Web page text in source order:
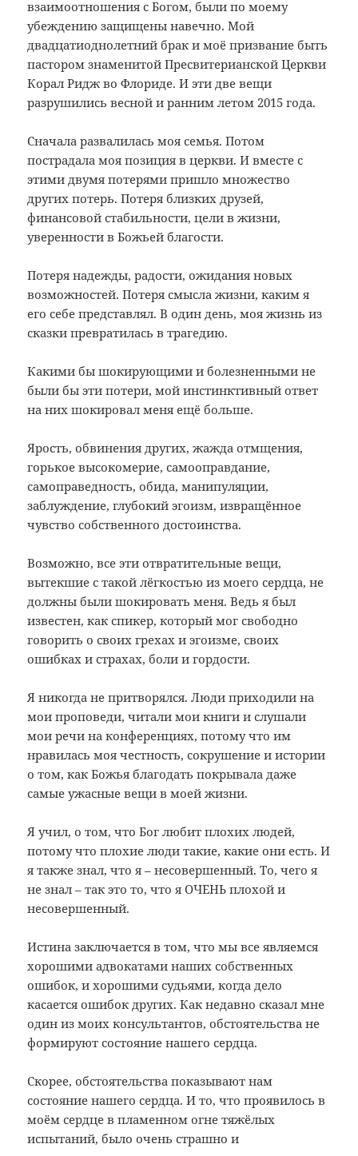
взаимоотношения с Богом, были по моему
убеждению защищены навечно. Мой
двадцатиоднолетний брак и моё призвание быть
пастором знаменитой Пресвитерианской Церкви
Корал Ридж во Флориде. И эти две вещи
разрушились весной и ранним летом 2015 года.
Сначала развалилась моя семья. Потом
пострадала моя позиция в церкви. И вместе с
этими двумя потерями пришло множество
других потерь. Потеря близких друзей,
финансовой стабильности, цели в жизни,
уверенности в Божьей благости.
Потеря надежды, радости, ожидания новых
возможностей. Потеря смысла жизни, каким я
его себе представлял. В один день, моя жизнь из
сказки превратилась в трагедию.
Какими бы шокирующими и болезненными не
были бы эти потери, мой инстинктивный ответ
на них шокировал меня ещё больше.
Ярость, обвинения других, жажда отмщения,
горькое высокомерие, самооправдание,
самоправедность, обида, манипуляции,
заблуждение, глубокий эгоизм, извращённое
чувство собственного достоинства.
Возможно, все эти отвратительные вещи,
вытекшие с такой лёгкостью из моего сердца, не
должны были шокировать меня. Ведь я был
известен, как спикер, который мог свободно
говорить о своих грехах и эгоизме, своих
ошибках и страхах, боли и гордости.
Я никогда не притворялся. Люди приходили на
мои проповеди, читали мои книги и слушали
мои речи на конференциях, потому что им
нравилась моя честность, сокрушение и истории
о том, как Божья благодать покрывала даже
самые ужасные вещи в моей жизни.
Я учил, о том, что Бог любит плохих людей,
потому что плохие люди такие, какие они есть. И
я также знал, что я – несовершенный. То, чего я
не знал – так это то, что я ОЧЕНЬ плохой и
несовершенный.
Истина заключается в том, что мы все являемся
хорошими адвокатами наших собственных
ошибок, и хорошими судьями, когда дело
касается ошибок других. Как недавно сказал мне
один из моих консультантов, обстоятельства не
формируют состояние нашего сердца.
Скорее, обстоятельства показывают нам
состояние нашего сердца. И то, что проявилось в
моём сердце в пламенном огне тяжёлых
испытаний, было очень страшно и